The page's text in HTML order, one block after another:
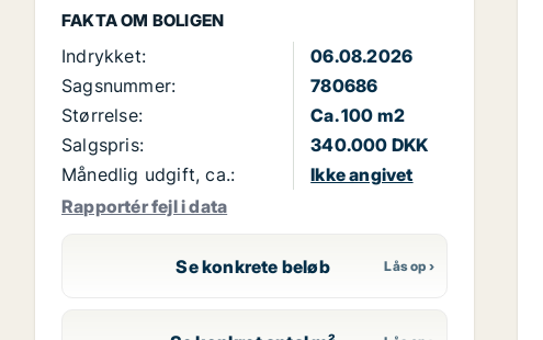
FAKTA OM BOLIGEN
Indrykket:
06.08.2026
Sagsnummer:
780686
Størrelse:
Ca. 100 m2
Salgspris:
340.000 DKK
Månedlig udgift, ca.:
Ikke angivet
Rapportér fejl i data
Se konkrete beløb